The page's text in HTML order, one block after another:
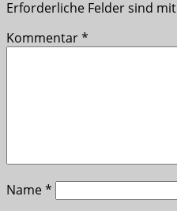
Erforderliche Felder sind mit
Kommentar*
Name*